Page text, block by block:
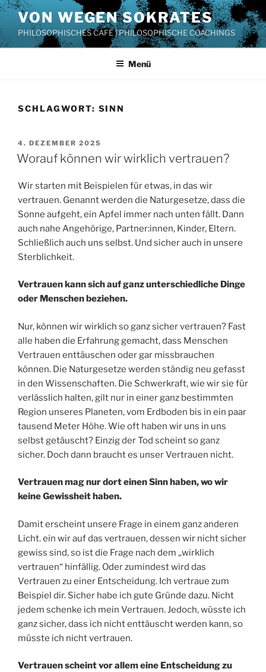
Zum
Inhalt
springen
VON WEGEN SOKRATES
PHILOSOPHISCHES CAFÉ | PHILOSOPHISCHE COACHINGS
Menü
SCHLAGWORT: SINN
VERÖFFENTLICHT
AM
4. DEZEMBER 2025
Worauf können wir wirklich vertrauen?
Wir starten mit Beispielen für etwas, in das wir
vertrauen. Genannt werden die Naturgesetze, dass die
Sonne aufgeht, ein Apfel immer nach unten fällt. Dann
auch nahe Angehörige, Partner:innen, Kinder, Eltern.
Schließlich auch uns selbst. Und sicher auch in unsere
Sterblichkeit.
Vertrauen kann sich auf ganz unterschiedliche Dinge
oder Menschen beziehen.
Nur, können wir wirklich so ganz sicher vertrauen? Fast
alle haben die Erfahrung gemacht, dass Menschen
Vertrauen enttäuschen oder gar missbrauchen
können. Die Naturgesetze werden ständig neu gefasst
in den Wissenschaften. Die Schwerkraft, wie wir sie für
verlässlich halten, gilt nur in einer ganz bestimmten
Region unseres Planeten, vom Erdboden bis in ein paar
tausend Meter Höhe. Wie oft haben wir uns in uns
selbst getäuscht? Einzig der Tod scheint so ganz
sicher. Doch dann braucht es unser Vertrauen nicht.
Vertrauen mag nur dort einen Sinn haben, wo wir
keine Gewissheit haben.
Damit erscheint unsere Frage in einem ganz anderen
Licht. ein wir auf das vertrauen, dessen wir nicht sicher
gewiss sind, so ist die Frage nach dem „wirklich
vertrauen“ hinfällig. Oder zumindest wird das
Vertrauen zu einer Entscheidung. Ich vertraue zum
Beispiel dir. Sicher habe ich gute Gründe dazu. Nicht
jedem schenke ich mein Vertrauen. Jedoch, wüsste ich
ganz sicher, dass ich nicht enttäuscht werden kann, so
müsste ich nicht vertrauen.
Vertrauen scheint vor allem eine Entscheidung zu